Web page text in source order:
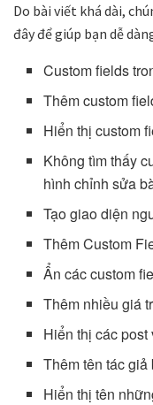
Do bài viết khá dài,
đây để giúp bạn dễ
Custom fields
Thêm custom
Hiển thị custom
Không tìm thấy
hình chỉnh sửa
Tạo giao diện
Thêm Custom
Ẩn các custom
Thêm nhiều giá
Hiển thị các post
Thêm tên tác
Hiển thị tên